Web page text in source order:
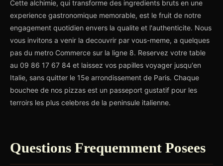
Cette alchimie, qui transforme des ingredients bruts en une
experience gastronomique memorable, est le fruit de notre
engagement quotidien envers la qualite et l'authenticite. Nous
vous invitons a venir la decouvrir par vous-meme, a quelques
pas du metro Commerce sur la ligne 8. Reservez votre table
au 09 86 17 67 84 et laissez vos papilles voyager jusqu'en
Italie, sans quitter le 15e arrondissement de Paris. Chaque
bouchee de nos pizzas est un passeport gustatif pour les
terroirs les plus celebres de la peninsule italienne.
Questions Frequemment Posees